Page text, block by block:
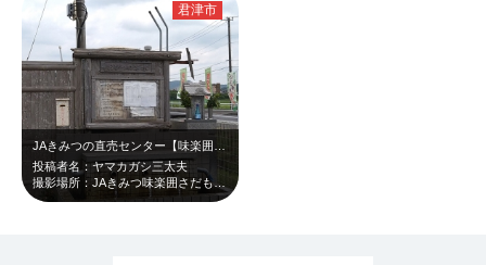
投稿者名：ヤマカガシ三太夫
撮影場所：JAきみつ味楽囲さだもと店
君津市